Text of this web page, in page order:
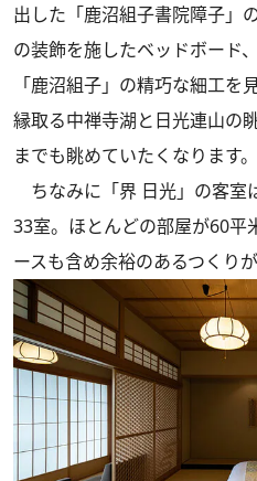
出した「鹿沼組子書院障子」
の装飾を施したベッドボード
「鹿沼組子」の精巧な細工を
縁取る中禅寺湖と日光連山の
までも眺めていたくなります。
ちなみに「界 日光」の客室
33室。ほとんどの部屋が60平
ースも含め余裕のあるつくり